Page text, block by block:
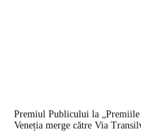
Premiul Publicului la
Veneția merge către Via